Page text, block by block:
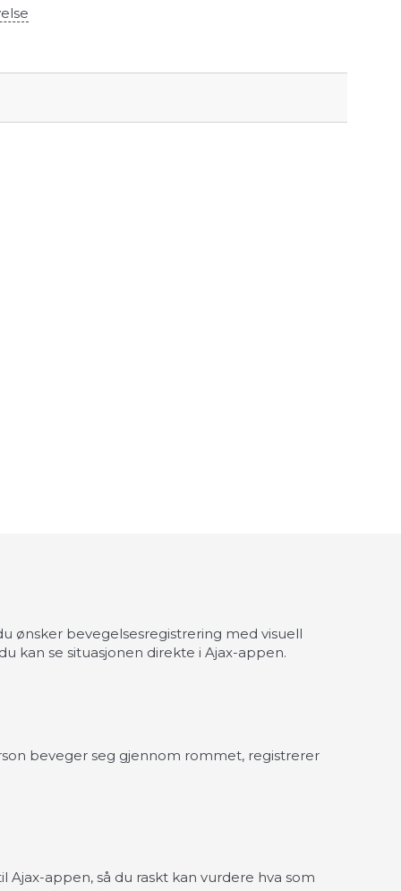
ønsker bevegelsesregistrering med visuell
kan se situasjonen direkte i Ajax-appen.
beveger seg gjennom rommet, registrerer
appen, så du raskt kan vurdere hva som